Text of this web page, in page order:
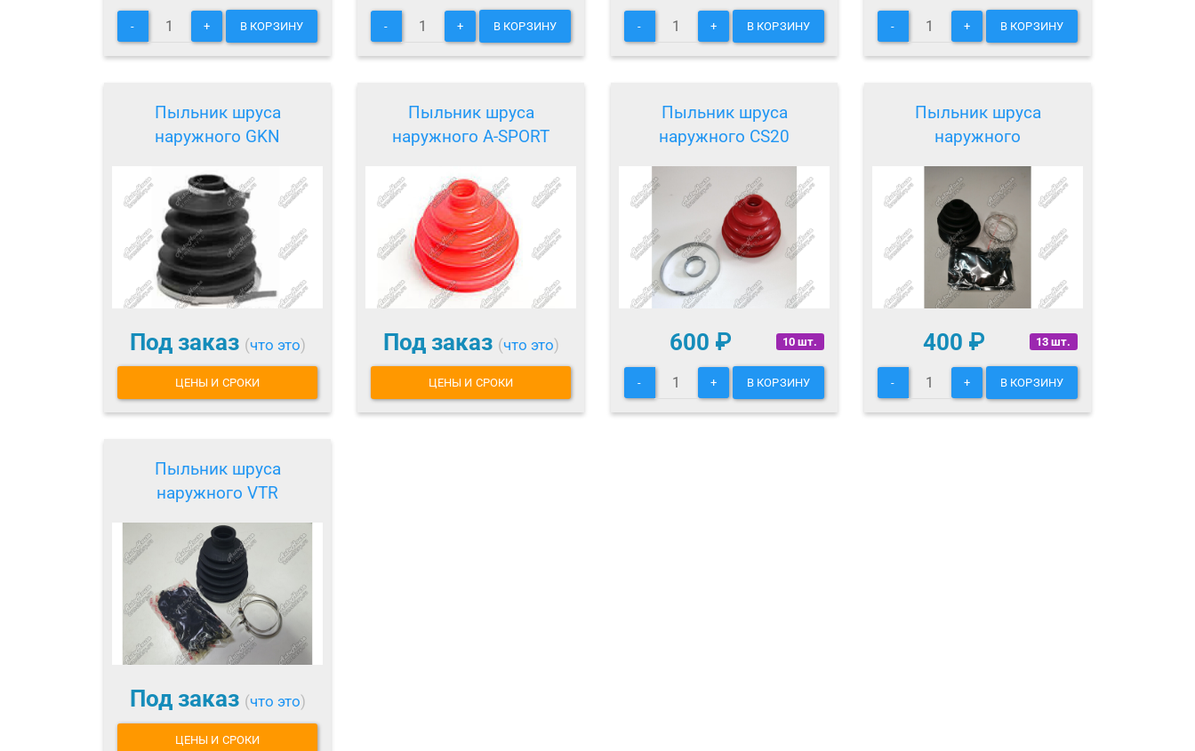
- + В КОРЗИНУ - + В КОРЗИНУ - + В КОРЗИНУ - + В КОРЗИНУ
Пыльник шруса
наружного GKN
Под заказ (что это)
ЦЕНЫ И СРОКИ
Пыльник шруса
наружного A-SPORT
Под заказ (что это)
ЦЕНЫ И СРОКИ
Пыльник шруса
наружного CS20
10 шт.
600 ₽
- + В КОРЗИНУ
Пыльник шруса
наружного
13 шт.
400 ₽
- + В КОРЗИНУ
Пыльник шруса
наружного VTR
Под заказ (что это)
ЦЕНЫ И СРОКИ